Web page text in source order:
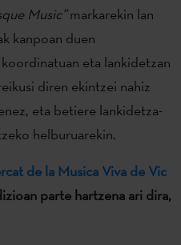
Music”markarekin lan
kanpoan duen
eta lankidetzan
diren ekintzei nahiz
eta betiere lankidetza-
helburuarekin.
de la Musica Viva de Vic
parte hartzena ari dira,